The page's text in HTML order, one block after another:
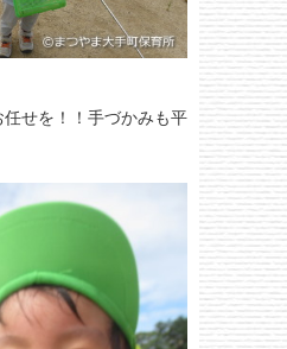
せを！！手づかみも平